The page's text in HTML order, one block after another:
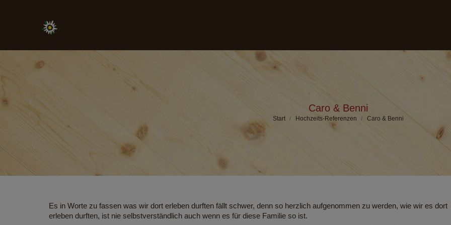
Caro & Benni
Sie befinden sich hier:
Start Hochzeits-Referenzen Caro & Benni
Es in Worte zu fassen was wir dort erleben durften fällt schwer, denn so herzlich aufgenommen zu werden, wie wir es dort
erleben durften, ist nie selbstverständlich auch wenn es für diese Familie so ist.